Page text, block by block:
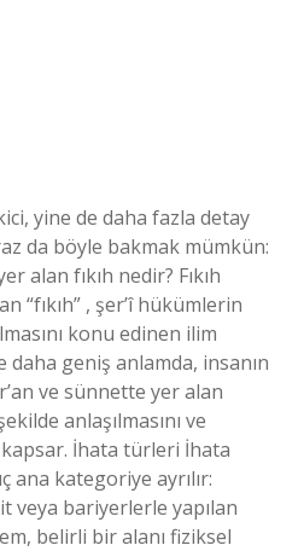
yine de daha fazla detay
da böyle bakmak mümkün:
alan fıkıh nedir? Fıkıh
“fıkıh” , şer’î hükümlerin
konu edinen ilim
daha geniş anlamda, insanın
ve sünnette yer alan
anlaşılmasını ve
kapsar. İhata türleri İhata
ana kategoriye ayrılır:
veya bariyerlerle yapılan
belirli bir alanı fiziksel